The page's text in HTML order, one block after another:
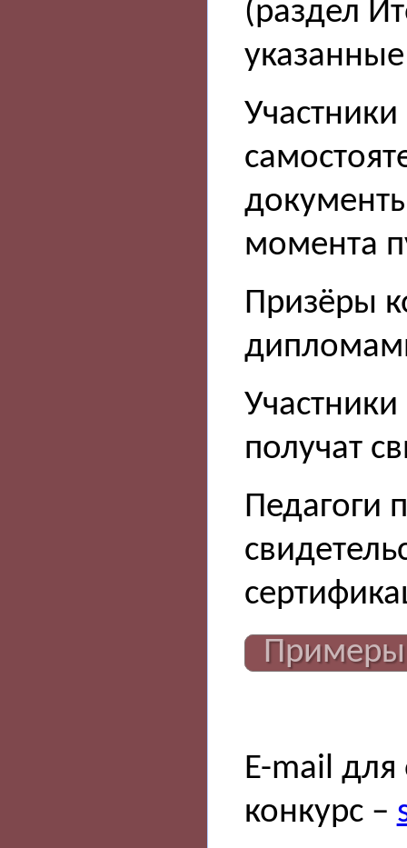
(раздел
момента
Призёры
получат
Педагоги
E-mail
конкурс –